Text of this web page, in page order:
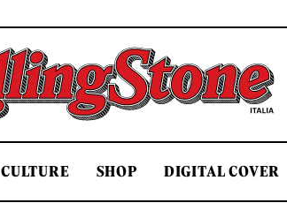
Rolling Stone Italia
CULTURE SHOP DIGITAL COVER